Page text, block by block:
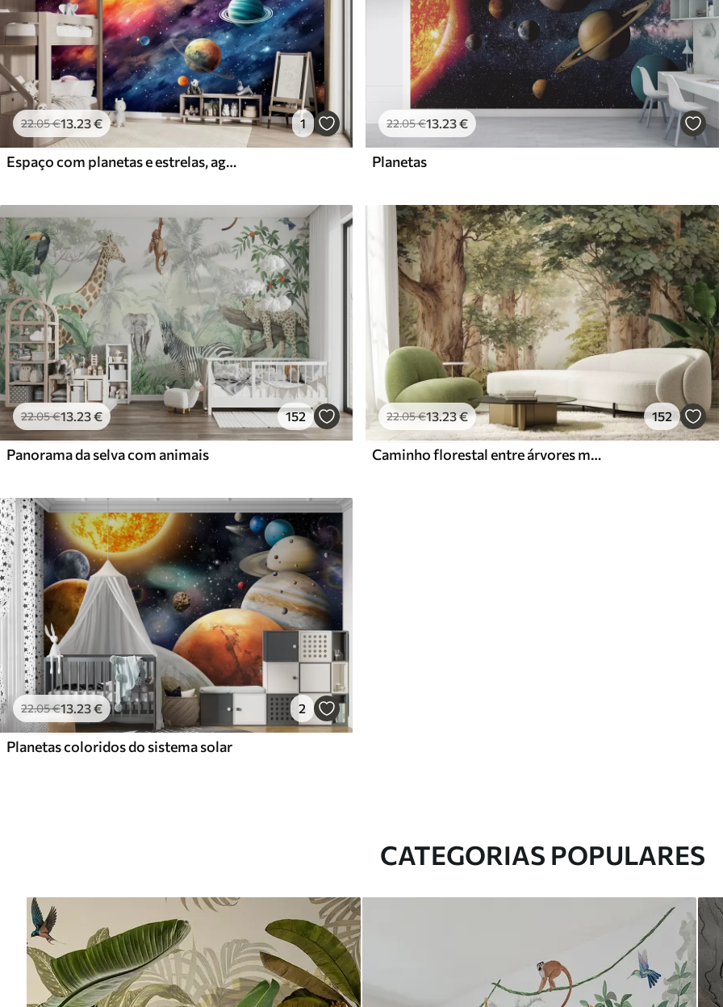
22.05€13.23€ 1
Espaço com planetas e estrelas, aguarela, cósmico
22.05€13.23€
Planetas
22.05€13.23€ 152
Panorama da selva com animais
22.05€13.23€ 152
Caminho florestal entre árvores majestosas em estilo aquarela
22.05€13.23€ 2
Planetas coloridos do sistema solar
CATEGORIAS POPULARES